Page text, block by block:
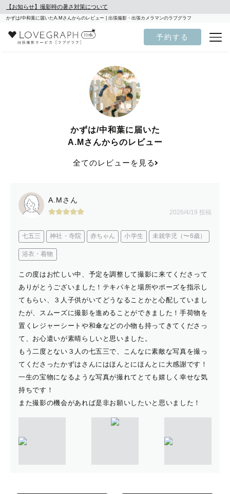
【お知らせ】撮影時の暑さ対策について
かずは/中和葉に届いたA.Mさんからのレビュー | 出張撮影・出張カメラマンのラブグラフ
予約する
かずは/中和葉に届いた
A.Mさんからのレビュー
全てのレビューを見る
A.Mさん
2026/4/19 投稿
七五三 神社・寺院 赤ちゃん 小学生 未就学児（〜6歳）
浴衣・着物
この度はお忙しい中、予定を調整して撮影に来てくださって
ありがとうございました！テキパキと場所やポーズを指示し
てもらい、３人子供がいてどうなることかと心配していまし
たが、スムーズに撮影を進めることができました！手荷物を
置くレジャーシートや和傘などの小物も持ってきてくださっ
て、お心遣いが素晴らしいと思いました。
もう二度とない３人の七五三で、こんなに素敵な写真を撮っ
てくださったかずはさんにはほんとにほんとに大感謝です！
一生の宝物になるような写真が撮れてとても嬉しく幸せな気
持ちです！
また撮影の機会があれば是非お願いしたいと思いました！